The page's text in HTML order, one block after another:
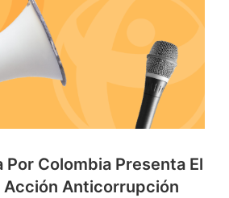
Colombia Presenta El
Acción Anticorrupción